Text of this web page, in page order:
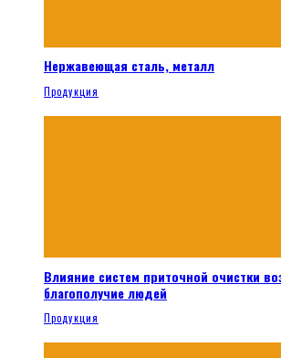
Нержавеющая сталь, металл
Продукция
Влияние систем приточной очистки
благополучие людей
Продукция